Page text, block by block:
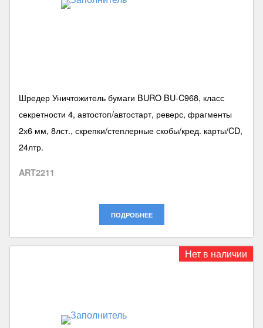
Шредер Уничтожитель бумаги BURO BU-C968, класс
секретности 4, автостоп/автостарт, реверс, фрагменты
2х6 мм, 8лст., скрепки/степлерные скобы/кред. карты/CD,
24лтр.
ART2211
ПОДРОБНЕЕ
Нет в наличии